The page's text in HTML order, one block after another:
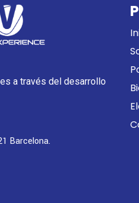
a través del desarrollo
Barcelona.